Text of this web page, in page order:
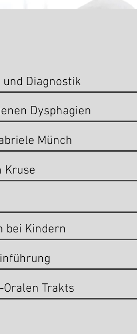
Diagnostik
Dysphagien
Münch
Kruse
bei Kindern
Oralen Trakts